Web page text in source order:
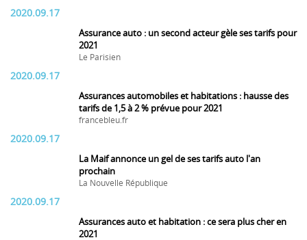
2020.09.17
Assurance auto : un second acteur gèle ses tarifs pour
2021
Le Parisien
2020.09.17
Assurances automobiles et habitations : hausse des
tarifs de 1,5 à 2 % prévue pour 2021
francebleu.fr
2020.09.17
La Maif annonce un gel de ses tarifs auto l'an
prochain
La Nouvelle République
2020.09.17
Assurances auto et habitation : ce sera plus cher en
2021